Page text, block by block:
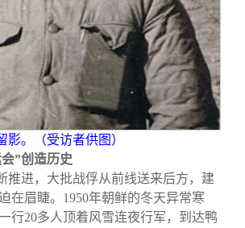
影。（受访者供图）
”创造历史
推进，大批战俘从前线送来后方，建
在眉睫。1950年朝鲜的冬天异常寒
行20多人顶着风雪连夜行军，到达鸭